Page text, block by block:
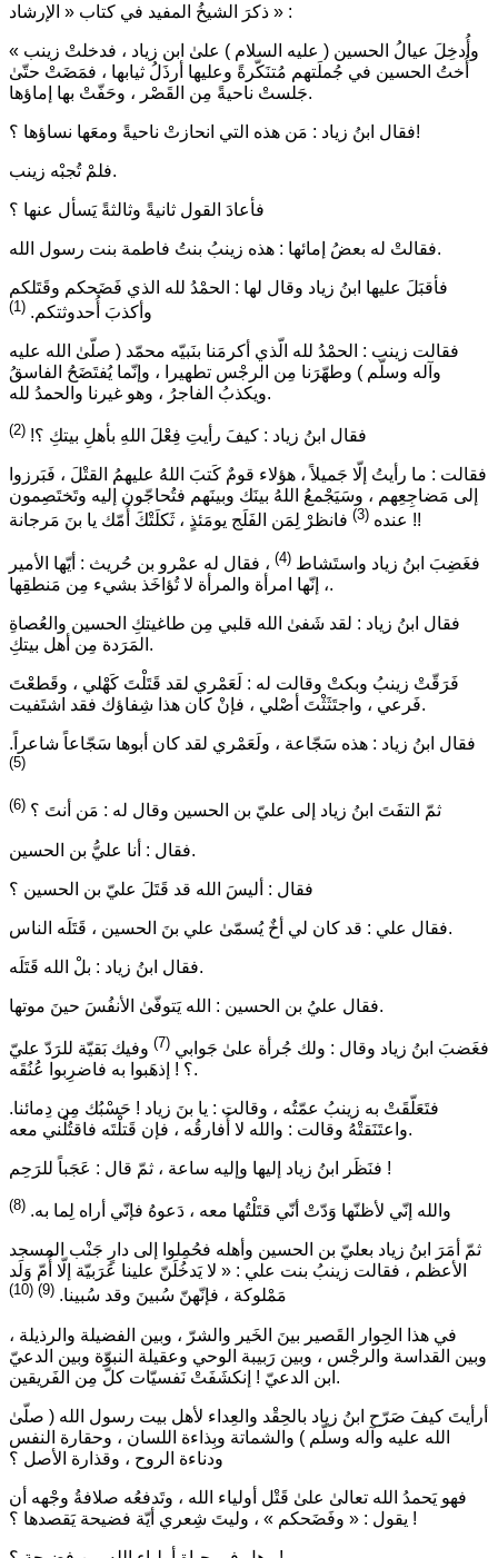
ذكرَ الشيخُ المفيد في كتاب « الإرشاد » :
« وأُدخِلَ عيالُ الحسين ( عليه السلام ) علىٰ ابن زياد ، فدخلتْ زينب
أُختُ الحسين في جُملَتهم مُتنَكّرةً وعليها أرذَلُ ثيابها ، فمَضَتْ حتّىٰ
جَلستْ ناحيةً مِن القَصْر ، وحَفّتْ بها إماؤها.
فقال ابنُ زياد : مَن هذه التي انحازتْ ناحيةً ومعَها نساؤها ؟!
فلمْ تُجبْه زينب.
فأعادَ القول ثانيةً وثالثةً يَسأل عنها ؟
فقالتْ له بعضُ إمائها : هذه زينبُ بنتُ فاطمة بنت رسول الله.
فأقبَلَ عليها ابنُ زياد وقال لها : الحمْدُ لله الذي فَضَحكم وقَتَلكم
وأكذبَ أُحدوثتكم. (1)
فقالت زينب : الحمْدُ لله الّذي أكرمَنا بنَبيّه محمّد ( صلّىٰ الله عليه
وآله وسلّم ) وطهّرَنا مِن الرجْس تطهيرا ، وإنّما يُفتَضَحُ الفاسقُ
ويكذبُ الفاجرُ ، وهو غيرنا والحمدُ لله.
فقال ابنُ زياد : كيفَ رأيتِ فِعْلَ اللهِ بأهلِ بيتكِ ؟! (2)
فقالت : ما رأيتُ إلّا جَميلاً ، هؤلاء قومٌ كَتبَ اللهُ عليهمُ القتْلَ ، فَبَرزوا
إلى مَضاجِعِهم ، وسَيَجْمعُ اللهُ بينَك وبينَهم فتُحاجّون إليه وتَختَصِمون
عنده (3) فانظرْ لِمَن الفَلَج يومَئذٍ ، ثَكلَتْكَ أُمّك يا بنَ مَرجانة !!
فغَضِبَ ابنُ زياد واستَشاط (4)
، فقال له عمْرو بن حُريث : أيّها الأمير
، إنّها امرأة والمرأة لا تُؤاخَذ بشيء مِن مَنطقِها.
فقال ابنُ زياد : لقد شَفىٰ الله قلبي مِن طاغيتكِ الحسين والعُصاةِ
المَرَدة مِن أهل بيتكِ.
فَرَقّتْ زينبُ وبكتْ وقالت له : لَعَمْري لقد قَتَلْتَ كَهْلي ، وقَطعْتَ
فَرعي ، واجتَثَثْتَ أصْلي ، فإنْ كان هذا شِفاؤك فقد اشتَفيت.
فقال ابنُ زياد : هذه سَجّاعة ، ولَعَمْري لقد كان أبوها سَجّاعاً شاعراً.
(5)
ثمّ التفَتَ ابنُ زياد إلى عليّ بن الحسين وقال له : مَن أنتَ ؟ (6)
فقال : أنا عليُّ بن الحسين.
فقال : أليسَ الله قد قَتَلَ عليّ بن الحسين ؟
فقال علي : قد كان لي أخٌ يُسمّىٰ علي بنَ الحسين ، قَتَلَه الناس.
فقال ابنُ زياد : بلْ الله قَتَلَه.
فقال عليُ بن الحسين : الله يَتوفّىٰ الأنفُسَ حينَ موتها.
فغَضبَ ابنُ زياد وقال : ولك جُرأة علىٰ جَوابي (7)
وفيك بَقيّة للرَدّ عليّ
؟ ! إذهَبوا به فاضرِبوا عُنُقَه.
فتَعَلّقَتْ به زينبُ عمّتُه ، وقالت : يا بنَ زياد ! حَسْبُك مِن دِمائنا.
واعتَنَقتْهُ وقالت : والله لا أُفارقُه ، فإن قَتلْتَه فاقتُلْني معه.
فنَظَر ابنُ زياد إليها وإليه ساعة ، ثمّ قال : عَجَباً للرَحِم !
والله إنّي لأظنّها وَدّتْ أنّي قتَلْتُها معه ، دَعوهُ فإنّي أراه لِما به. (8)
ثمّ أمَرَ ابنُ زياد بعليّ بن الحسين وأهله فحُمِلوا إلى دارٍ جَنْب المسجد
الأعظم ، فقالت زينبُ بنت علي : « لا يَدخُلَنّ علينا عَرَبيّة إلّا أُمّ وَلَد
مَمْلوكة ، فإنّهنّ سُبينَ وقد سُبينا. (9)
(10)
في هذا الحِوار القَصير بينَ الخَير والشرّ ، وبين الفضيلة والرذيلة ،
وبين القداسة والرجْس ، وبين رَبيبة الوحي وعقيلة النبوّة وبين الدعيّ
ابن الدعيّ ! إنكشَفَتْ نَفسيّات كلّ مِن الفَريقين.
أرأيتَ كيفَ صَرّح ابنُ زياد بالحِقْد والعِداء لأهل بيت رسول الله ( صلّىٰ
الله عليه وآله وسلّم ) والشماتة وبِذاءة اللسان ، وحقارة النفس
ودناءة الروح ، وقذارة الأصل ؟
فهو يَحمدُ الله تعالىٰ علىٰ قَتْل أولياء الله ، وتَدفعُه صلافةُ وجْهه أن
يقول : « وفَضَحكم » ، وليتَ شِعري أيّة فضيحة يَقصدها ؟ !